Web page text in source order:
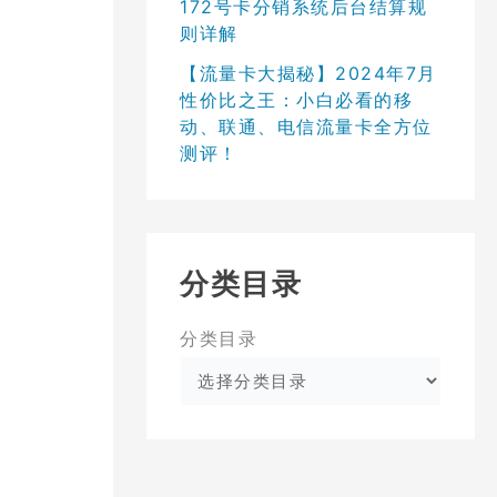
172号卡分销系统后台结算规
则详解
【流量卡大揭秘】2024年7月
性价比之王：小白必看的移
动、联通、电信流量卡全方位
测评！
分类目录
分类目录